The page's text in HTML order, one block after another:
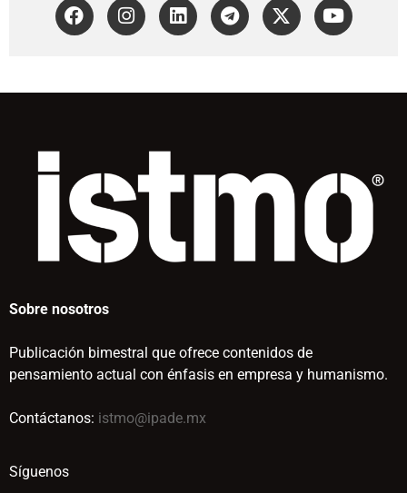
Sobre nosotros
Publicación bimestral que ofrece contenidos de
pensamiento actual con énfasis en empresa y humanismo.
Contáctanos: istmo@ipade.mx
Síguenos